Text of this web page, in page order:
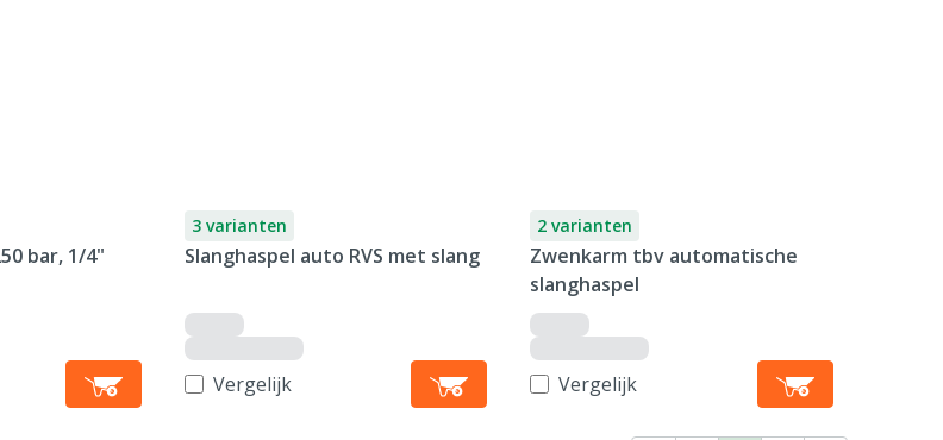
bar, 1/4"
3 varianten
Slanghaspel auto RVS met slang
Vergelijk
2 varianten
Zwenkarm tbv automatische
slanghaspel
Vergelijk